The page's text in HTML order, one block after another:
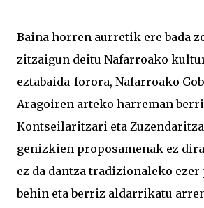
Baina horren aurretik ere bada
zitzaigun deitu Nafarroako
eztabaida-forora, Nafarroako
Aragoiren arteko harreman
Kontseilaritzari eta
genizkien proposamenak ez
ez da dantza tradizionaleko
behin eta berriz aldarrikatu